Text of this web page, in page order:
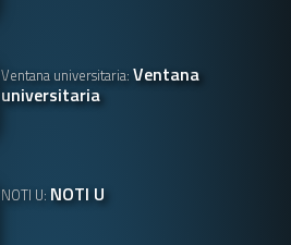
Ventana universitaria:Ventana
universitaria
NOTI U: NOTI U